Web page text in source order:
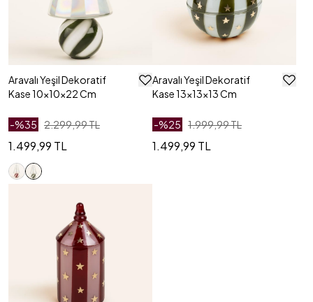
Aravalı Yeşil Dekoratif
Kase 10x10x22 Cm
-%35 2.299,99 TL
1.499,99 TL
Aravalı Yeşil Dekoratif
Kase 13x13x13 Cm
-%25 1.999,99 TL
1.499,99 TL